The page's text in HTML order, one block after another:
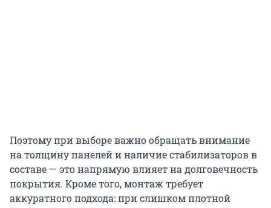
Поэтому при выборе важно обращать внимание
на толщину панелей и наличие стабилизаторов в
составе — это напрямую влияет на долговечность
покрытия. Кроме того, монтаж требует
аккуратного подхода: при слишком плотной